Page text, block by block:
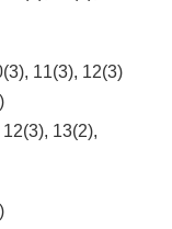
11(3), 12(3)
13(2),